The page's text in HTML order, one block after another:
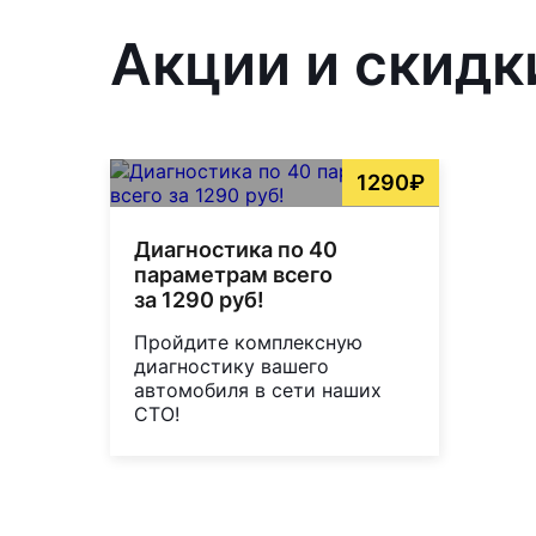
Акции и
1290₽
Диагностика по 40
параметрам всего
за 1290 руб!
Пройдите комплексную
диагностику вашего
автомобиля в сети наших
СТО!